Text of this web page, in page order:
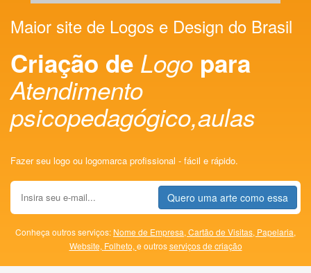
Maior site de Logos e Design do Brasil
Criação de Logo para
Atendimento
psicopedagógico,aulas
Fazer seu logo ou logomarca profissional - fácil e rápido.
Quero uma arte como essa
Conheça outros serviços: Nome de Empresa, Cartão de Visitas, Papelaria,
Website, Folheto, e outrosserviços de criação